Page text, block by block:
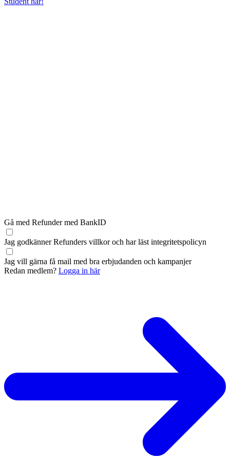
Gå med Refunder med BankID
Jag godkänner Refunders villkoroch har läst integritetspolicyn
Jag vill gärna få mail med bra erbjudanden och kampanjer
Redan medlem? Logga in här